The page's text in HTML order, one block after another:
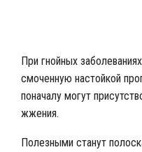
При гнойных
смоченную настойкой
поначалу могут
жжения.
Полезными станут